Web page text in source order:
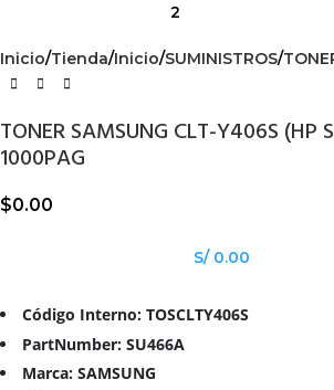
Inicio Tienda Inicio SUMINISTROS
TONER SAMSUNG CLT-Y406S (HP
1000PAG
$0.00
S/ 0.00
Código Interno: TOSCLTY406S
PartNumber: SU466A
Marca: SAMSUNG